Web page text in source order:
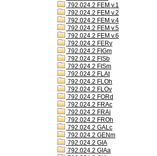
792.024.2 FEM v.1
792.024.2 FEM v.2
792.024.2 FEM v.4
792.024.2 FEM v.5
792.024.2 FEM v.6
792.024.2 FERv
792.024.2 FIGm
792.024.2 FISb
792.024.2 FISm
792.024.2 FLAt
792.024.2 FLOh
792.024.2 FLOv
792.024.2 FORd
792.024.2 FRAc
792.024.2 FRAi
792.024.2 FROh
792.024.2 GALc
792.024.2 GENm
792.024.2 GIA
792.024.2 GIAa